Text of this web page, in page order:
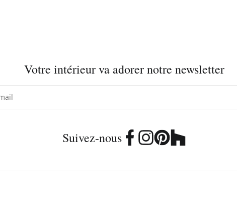
Votre intérieur va adorer notre newsletter
Suivez-nous